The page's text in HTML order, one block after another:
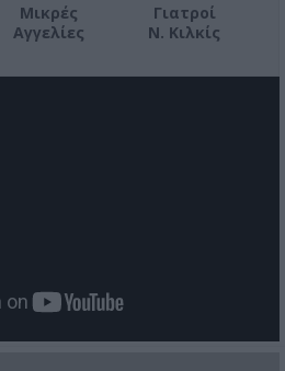
Μικρές
Αγγελίες
Γιατροί
Ν. Κιλκίς